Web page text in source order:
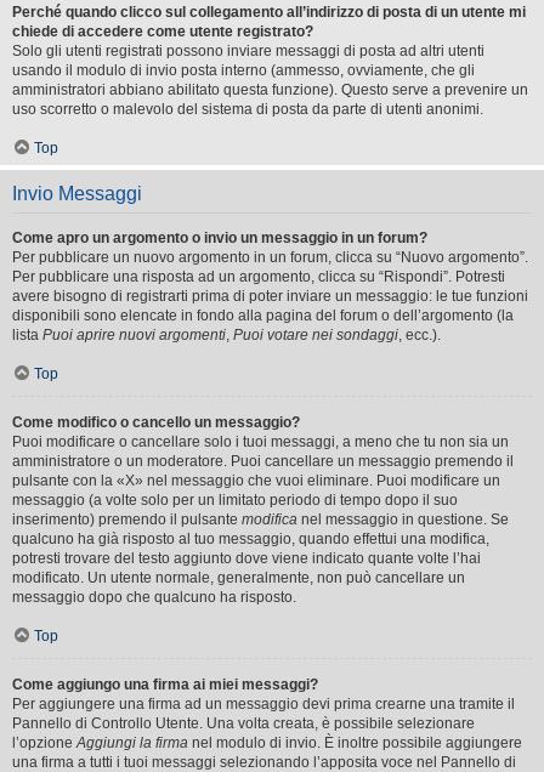
Perché quando clicco sul collegamento all’indirizzo di posta di un utente mi
chiede di accedere come utente registrato?
Solo gli utenti registrati possono inviare messaggi di posta ad altri utenti
usando il modulo di invio posta interno (ammesso, ovviamente, che gli
amministratori abbiano abilitato questa funzione). Questo serve a prevenire un
uso scorretto o malevolo del sistema di posta da parte di utenti anonimi.
Top
Invio Messaggi
Come apro un argomento o invio un messaggio in un forum?
Per pubblicare un nuovo argomento in un forum, clicca su “Nuovo argomento”.
Per pubblicare una risposta ad un argomento, clicca su “Rispondi”. Potresti
avere bisogno di registrarti prima di poter inviare un messaggio: le tue funzioni
disponibili sono elencate in fondo alla pagina del forum o dell’argomento (la
lista Puoi aprire nuovi argomenti, Puoi votare nei sondaggi, ecc.).
Top
Come modifico o cancello un messaggio?
Puoi modificare o cancellare solo i tuoi messaggi, a meno che tu non sia un
amministratore o un moderatore. Puoi cancellare un messaggio premendo il
pulsante con la «X» nel messaggio che vuoi eliminare. Puoi modificare un
messaggio (a volte solo per un limitato periodo di tempo dopo il suo
inserimento) premendo il pulsante modifica nel messaggio in questione. Se
qualcuno ha già risposto al tuo messaggio, quando effettui una modifica,
potresti trovare del testo aggiunto dove viene indicato quante volte l’hai
modificato. Un utente normale, generalmente, non può cancellare un
messaggio dopo che qualcuno ha risposto.
Top
Come aggiungo una firma ai miei messaggi?
Per aggiungere una firma ad un messaggio devi prima crearne una tramite il
Pannello di Controllo Utente. Una volta creata, è possibile selezionare
l’opzioneAggiungi la firma nel modulo di invio. È inoltre possibile aggiungere
una firma a tutti i tuoi messaggi selezionando l’apposita voce nel Pannello di